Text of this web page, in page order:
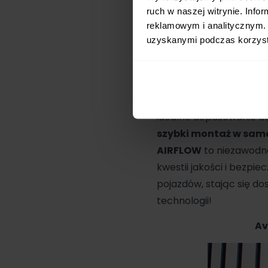
ruch w naszej witrynie.
reklamowym i
uzyskanymi podczas
bezpieczeństwo
gwarantuje
idealne dopasowanie
szybki montaż w
AIRFLOW to
kwestii jakości i
pojazdów, stając się
technologii!